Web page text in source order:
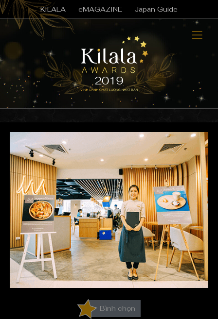
KILALA eMAGAZINE Japan Guide
Bình chọn